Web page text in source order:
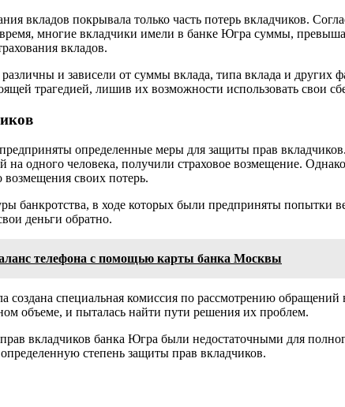
вкладов покрывала только часть потерь вкладчиков.
многие вкладчики имели в банке Югра суммы,
вкладов.
и зависели от суммы вклада, типа вклада и других
трагедией, лишив их возможности использовать свои
определенные меры для защиты прав
на одного человека, получили страховое возмещение.
своих потерь.
банкротства, в ходе которых были предприняты попытки
деньги обратно.
телефона с помощью карты банка Москвы
создана специальная комиссия по рассмотрению
объеме, и пыталась найти пути решения их проблем.
вкладчиков банка Югра были недостаточными для
степень защиты прав вкладчиков.